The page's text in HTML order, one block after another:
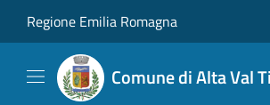
Regione Emilia Romagna
Comune di Alta Val